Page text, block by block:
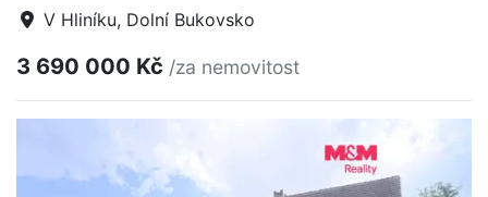
V Hliníku, Dolní Bukovsko
3 690 000 Kč /za nemovitost